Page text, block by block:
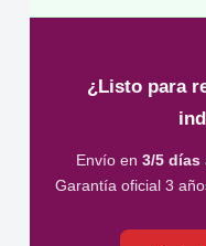
¿Listo para
Envío en 3/5 días
Garantía oficial 3